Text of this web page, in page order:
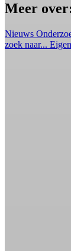
Meer
Nieuws
zoek naar...